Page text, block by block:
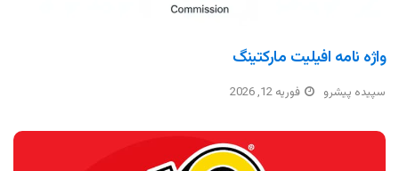
واژه نامه افیلیت مارکتینگ
سپیده پیشرو فوریه 12, 2026